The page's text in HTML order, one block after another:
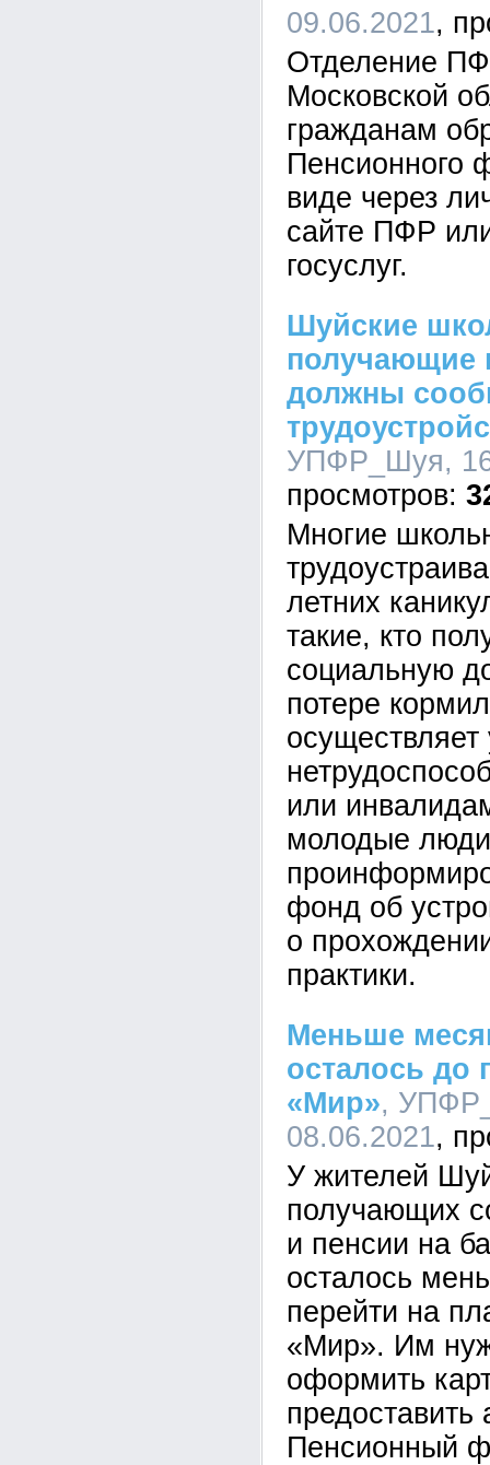
09.06.2021
Отделение
Московской
гражданам
Пенсионного
виде через
сайте ПФР
госуслуг.
Шуйские
получающие
должны
УПФР_Шуя,
Многие
летних
такие, кто
социальную
потере
осуществляет
или
молодые
фонд об
о
практики.
Меньше
осталось до
«Мир»,
08.06.2021
У жителей
получающих
и пенсии на
осталось
перейти на
«Мир». Им
оформить
Пенсионный